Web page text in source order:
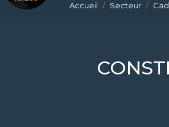
Accueil Secteur